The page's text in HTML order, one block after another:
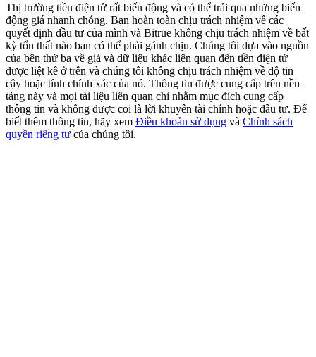
Precious Metals Trading Carnival
Trade Gold & Silver · 33,333 USDT Bonus
USDT New User Exclusive 10% APR
USDT Flexible Staking | Daily Rewards
Thị trường tiền điện tử rất biến động và có thể trải qua những biến
động giá nhanh chóng. Bạn hoàn toàn chịu trách nhiệm về các
quyết định đầu tư của mình và Bitrue không chịu trách nhiệm về bất
kỳ tổn thất nào bạn có thể phải gánh chịu. Chúng tôi dựa vào nguồn
của bên thứ ba về giá và dữ liệu khác liên quan đến tiền điện tử
được liệt kê ở trên và chúng tôi không chịu trách nhiệm về độ tin
cậy hoặc tính chính xác của nó. Thông tin được cung cấp trên nền
tảng này và mọi tài liệu liên quan chỉ nhằm mục đích cung cấp
thông tin và không được coi là lời khuyên tài chính hoặc đầu tư. Để
biết thêm thông tin, hãy xem Điều khoản sử dụng và Chính sách
quyền riêng tư của chúng tôi.